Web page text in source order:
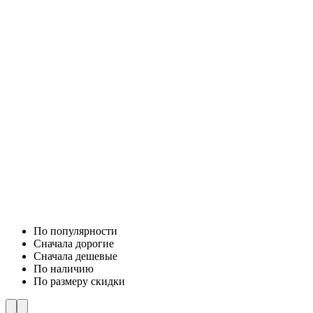
По популярности
Cначала дорогие
Cначала дешевые
По наличию
По размеру скидки